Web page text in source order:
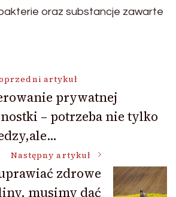
oraz substancje zawarte
artykuł
prywatnej
– potrzeba nie tylko
Następny artykuł
zdrowe
musimy dać